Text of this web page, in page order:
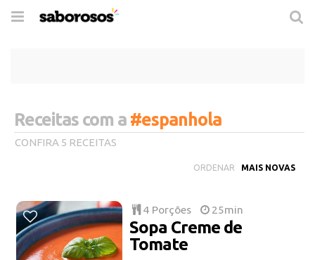
Trocar
Receitas com a #espanhola
CONFIRA 5 RECEITAS
ORDENAR
4 Porções 25min
Sopa Creme de
Tomate